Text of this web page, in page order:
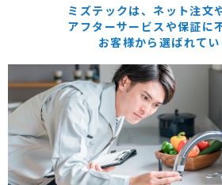
ミズテックは、ネット注文
アフターサービスや保証に
お客様から選ばれてい